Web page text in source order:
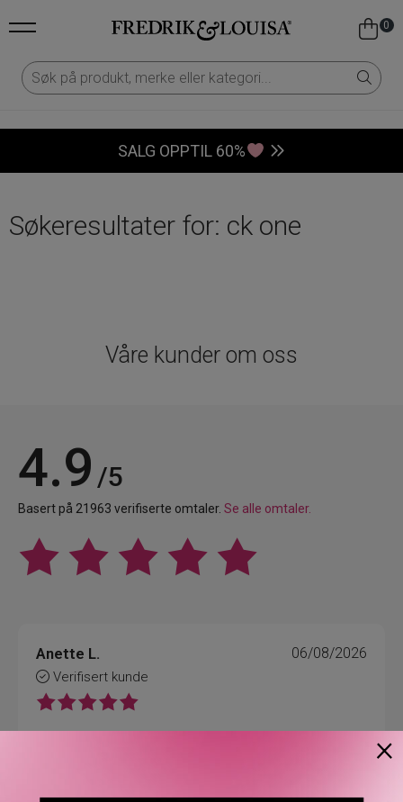
0
SALG OPPTIL 60%
Søkeresultater for: ck one
Våre kunder om oss
4.9 /5
Basert på 21963 verifiserte omtaler. Se alle omtaler.
Anette L.
Verifisert kunde
06/08/2026
Topp ×